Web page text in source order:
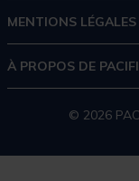
MENTIONS LÉGALES
À PROPOS DE
© 2026